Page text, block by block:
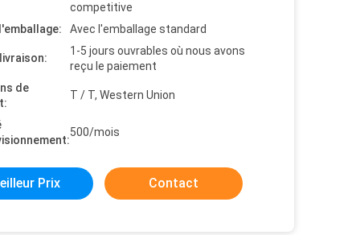
competitive
Avec l'emballage standard
1-5 jours ouvrables où nous avons
reçu le paiement
de
T / T, Western Union
500/mois
Prix Contact